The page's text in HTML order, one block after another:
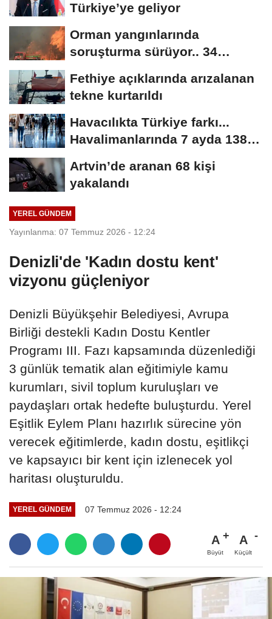
Türkiye’ye geliyor
Orman yangınlarında
soruşturma sürüyor.. 34
Fethiye açıklarında arızalanan
tekne kurtarıldı
Havacılıkta Türkiye farkı...
Havalimanlarında 7 ayda 138,7
Artvin’de aranan 68 kişi
yakalandı
YEREL GÜNDEM
Yayınlanma: 07 Temmuz 2026 - 12:24
Denizli'de 'Kadın dostu kent'
vizyonu güçleniyor
Denizli Büyükşehir Belediyesi, Avrupa
Birliği destekli Kadın Dostu Kentler
Programı III. Fazı kapsamında düzenlediği
3 günlük tematik alan eğitimiyle kamu
kurumları, sivil toplum kuruluşları ve
paydaşları ortak hedefte buluşturdu. Yerel
Eşitlik Eylem Planı hazırlık sürecine yön
verecek eğitimlerde, kadın dostu, eşitlikçi
ve kapsayıcı bir kent için izlenecek yol
haritası oluşturuldu.
YEREL GÜNDEM 07 Temmuz 2026 - 12:24
A
Büyüt
A
Küçült